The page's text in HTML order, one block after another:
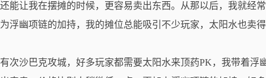
还能让我在摆摊的时候，更容易卖出东西。从那以后，我就经
为浮幽项链的加持，我的摊位总能吸引不少玩家，太阳水也卖
有次沙巴克攻城，好多玩家都需要太阳水来顶药PK，我带着